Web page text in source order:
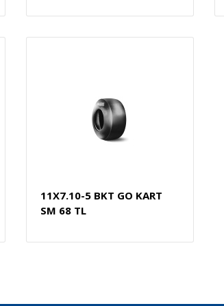
11X7.10-5 BKT GO KART
SM 68 TL